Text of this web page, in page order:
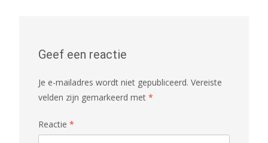
Geef een reactie
Je e-mailadres wordt niet gepubliceerd. Vereiste
velden zijn gemarkeerd met *
Reactie *